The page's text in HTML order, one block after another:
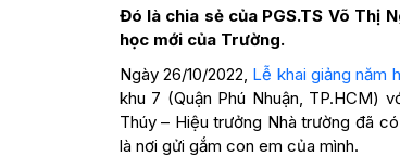
Đó là chia sẻ của PGS.TS Võ Thị
học mới của Trường.
Ngày 26/10/2022, Lễ khai giảng năm
khu 7 (Quận Phú Nhuận, TP.HCM)
Thúy – Hiệu trưởng Nhà trường đã
là nơi gửi gắm con em của mình.